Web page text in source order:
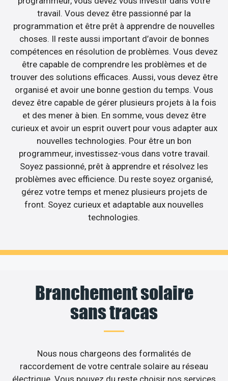
travail. Vous devez être passionné par la
programmation et être prêt à apprendre de nouvelles
choses. Il reste aussi important d’avoir de bonnes
compétences en résolution de problèmes. Vous devez
être capable de comprendre les problèmes et de
trouver des solutions efficaces. Aussi, vous devez être
organisé et avoir une bonne gestion du temps. Vous
devez être capable de gérer plusieurs projets à la fois
et des mener à bien. En somme, vous devez être
curieux et avoir un esprit ouvert pour vous adapter aux
nouvelles technologies. Pour être un bon
programmeur, investissez-vous dans votre travail.
Soyez passionné, prêt à apprendre et résolvez les
problèmes avec efficience. Du reste soyez organisé,
gérez votre temps et menez plusieurs projets de
front. Soyez curieux et adaptable aux nouvelles
technologies.
Branchement solaire
sans tracas
Nous nous chargeons des formalités de
raccordement de votre centrale solaire au réseau
électrique. Vous pouvez du reste choisir nos services